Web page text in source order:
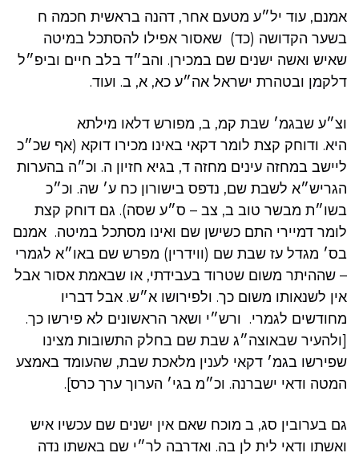
אמנם, עוד יל״ע מטעם אחר, דהנה בראשית חכמה ח
בשער הקדושה (כד) שאסור אפילו להסתכל במיטה
שאיש ואשה ישנים שם במכירן. והב״ד בלב חיים וביפ״ל
דלקמן ובטהרת ישראל אה״ע כא, א, ב. ועוד.
וצ״ע שבגמ׳ שבת קמ, ב, מפורש דלאו מילתא
היא. ודוחק קצת לומר דקאי באינו מכירו דוקא (אף שכ״כ
ליישב במחזה עינים מחזה ד, בגיא חזיון ה. וכ״ה בהערות
הגריש״א לשבת שם, נדפס בישורון כח ע׳ שה. וכ״כ
בשו״ת מבשר טוב ב, צב – ס״ע שסה). גם דוחק קצת
לומר דמיירי התם כשישן שם ואינו מסתכל במיטה. אמנם
בס׳ מגדל עז שבת שם (ווידרין) מפרש שם באו״א לגמרי
– שההיתר משום שטרוד בעבידתי, או שבאמת אסור אבל
אין לשנאותו משום כך. ולפירושו א״ש. אבל דבריו
מחודשים לגמרי. ורש״י ושאר הראשונים לא פירשו כך.
[ולהעיר שבאוצה״ג שבת שם בחלק התשובות מצינו
שפירשו בגמ׳ דקאי לענין מלאכת שבת, שהעומד באמצע
המטה ודאי ישברנה. וכ״מ בגי׳ הערוך ערך כרס].
גם בערובין סג, ב מוכח שאם אין ישנים שם עכשיו איש
ואשתו ודאי לית לן בה. ואדרבה לר״י שם באשתו נדה